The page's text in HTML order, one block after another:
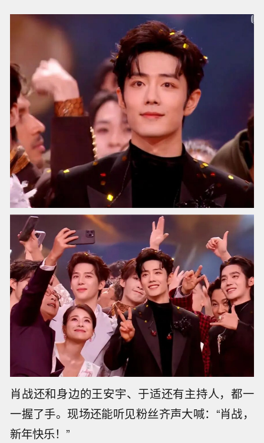
肖战还和身边的王安宇、于适还有主持人，都一
一握了手。现场还能听见粉丝齐声大喊：“肖战，
新年快乐！”